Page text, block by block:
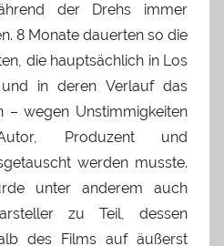
der Drehs immer
8 Monate dauerten so die
die hauptsächlich in Los
in deren Verlauf das
– wegen Unstimmigkeiten
Produzent und
werden musste.
unter anderem auch
zu Teil, dessen
des Films auf äußerst